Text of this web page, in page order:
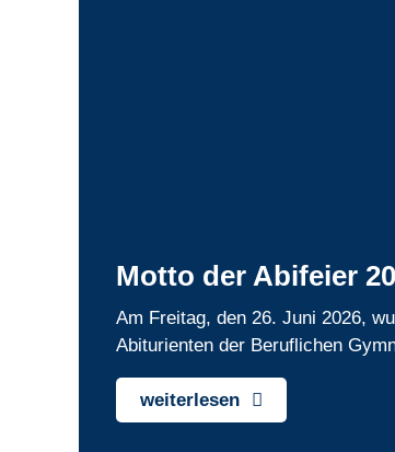
Motto der Abifeier
Am Freitag, den 26. Juni 2026,
Abiturienten der Beruflichen
weiterlesen